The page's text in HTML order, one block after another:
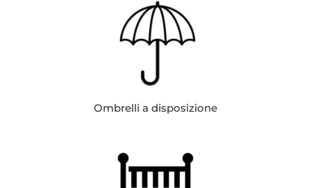
Ombrelli a disposizione